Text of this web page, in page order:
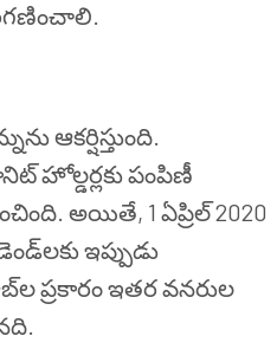
ఆకర్షిస్తుంది.
హోల్డర్లకు పంపిణీ
అయితే, 1 ఏప్రిల్ 2020
ఇప్పుడు
ప్రకారం ఇతర వనరుల